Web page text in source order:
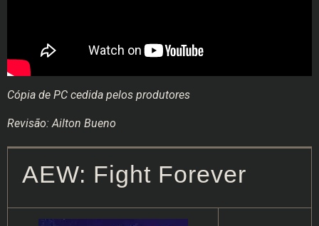
Cópia de PC cedida pelos produtores
Revisão: Ailton Bueno
AEW: Fight Forever